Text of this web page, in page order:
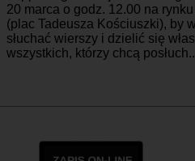
20 marca o godz. 12.00 na
(plac Tadeusza Kościuszki), by
słuchać wierszy i dzielić się
wszystkich, którzy chcą